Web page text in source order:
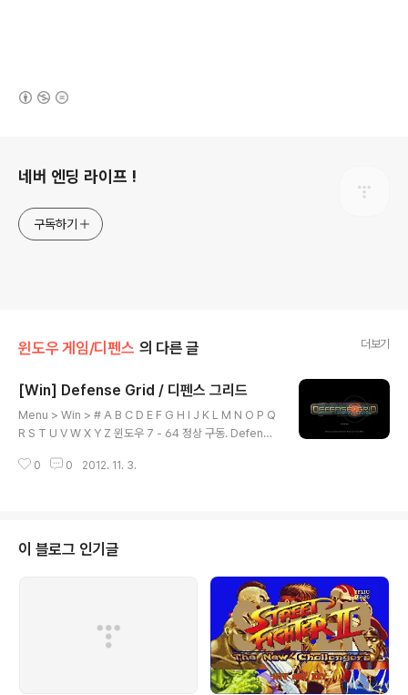
네버 엔딩 라이프 !
구독하기
윈도우 게임/디펜스 의 다른 글 더보기
[Win] Defense Grid / 디펜스 그리드
Menu > Win > # A B C D E F G H I J K L M N O P Q
R S T U V W X Y Z 윈도우 7 - 64 정상 구동. Defense
se Grid: Borderlands DLC Defense Grid: Resurg
se Grid Accessed Content 파일 다운로드 Menu >
Win > # A B C D E F G H I J K L M N O P Q R S T ..
0 0 2012. 11. 3.
이 블로그 인기글